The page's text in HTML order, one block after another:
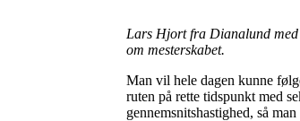
Lars Hjort fra Dianalund med
om mesterskabet.
Man vil hele dagen kunne
ruten på rette tidspunkt med
gennemsnitshastighed, så